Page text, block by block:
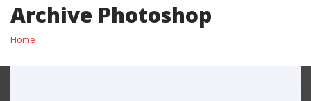
Archive Photoshop
Home